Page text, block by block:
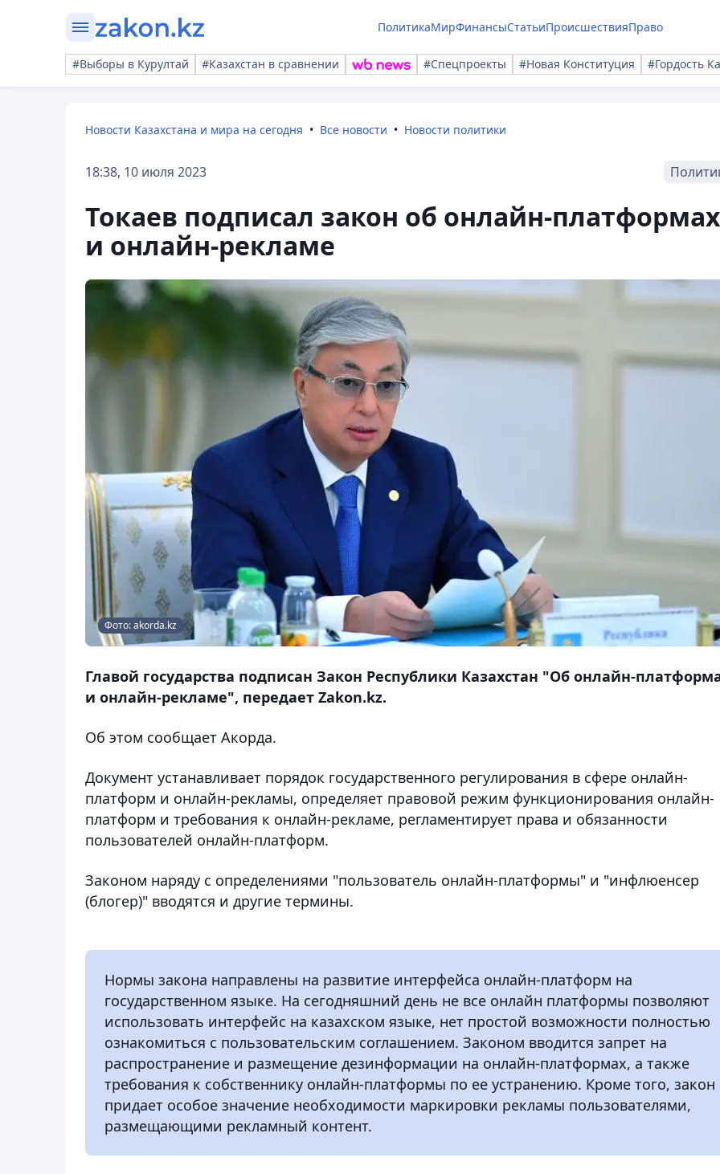
ПолитикаМирФинансыСтатьиПроисшествияПраво
#Выборы в Курултай #Казахстан в сравнении #Спецпроекты #Новая Конституция #Гордость
Новости Казахстана и мира на сегодня Все новости Новости политики
18:38, 10 июля 2023
Токаев подписал закон об онлайн-платформах
и онлайн-рекламе
Фото: akorda.kz
Главой государства подписан Закон Республики Казахстан "Об онлайн-
и онлайн-рекламе", передает Zakon.kz.
Об этом сообщает Акорда.
Документ устанавливает порядок государственного регулирования в сфере онлайн-
платформ и онлайн-рекламы, определяет правовой режим функционирования онлайн-
платформ и требования к онлайн-рекламе, регламентирует права и обязанности
пользователей онлайн-платформ.
Законом наряду с определениями "пользователь онлайн-платформы" и "инфлюенсер
(блогер)" вводятся и другие термины.
Нормы закона направлены на развитие интерфейса онлайн-платформ на
государственном языке. На сегодняшний день не все онлайн платформы позволяют
использовать интерфейс на казахском языке, нет простой возможности полностью
ознакомиться с пользовательским соглашением. Законом вводится запрет на
распространение и размещение дезинформации на онлайн-платформах, а также
требования к собственнику онлайн-платформы по ее устранению. Кроме того, закон
придает особое значение необходимости маркировки рекламы пользователями,
размещающими рекламный контент.